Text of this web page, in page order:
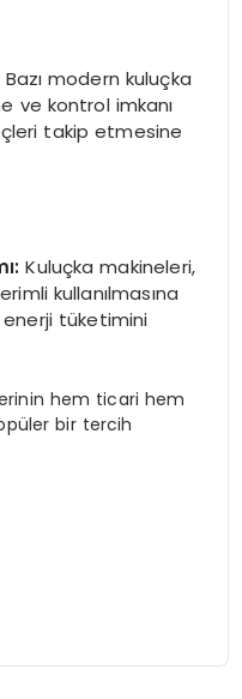
Bazı modern kuluçka
ve kontrol imkanı
takip etmesine
Kuluçka makineleri,
kullanılmasına
enerji tüketimini
hem ticari hem
bir tercih